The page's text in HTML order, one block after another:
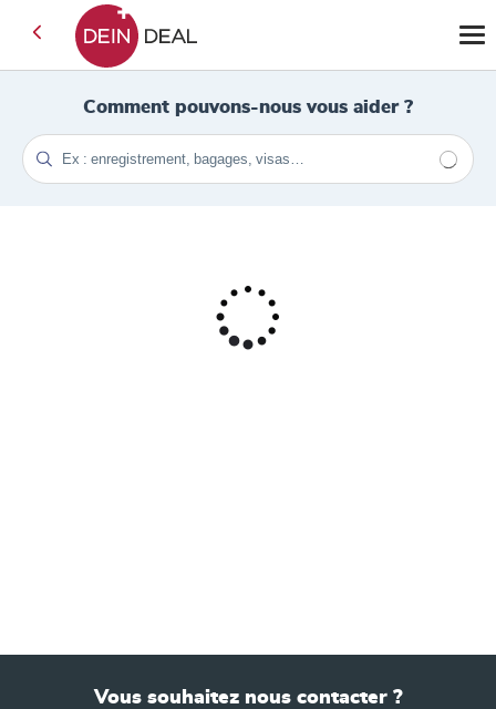
Comment pouvons-nous vous aider ?
Vous souhaitez nous contacter ?